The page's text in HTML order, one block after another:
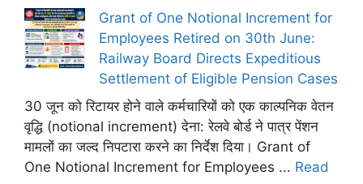
Grant of One Notional Increment for
Employees Retired on 30th June:
Railway Board Directs Expeditious
Settlement of Eligible Pension Cases
30 जून को रिटायर होने वाले कर्मचारियों को एक काल्पनिक वेतन
वृद्धि (notional increment) देना: रेलवे बोर्ड ने पात्र पेंशन
मामलों का जल्द निपटारा करने का निर्देश दिया। Grant of
One Notional Increment for Employees ... Read